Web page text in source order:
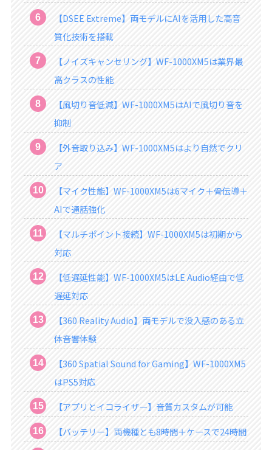
【DSEE Extreme】両モデルにAIを活用した高音
質化技術を搭載
【ノイズキャンセリング】WF-1000XM5は業界最
高クラスの性能
【風切り音低減】WF-1000XM5はAIで風切り音を
抑制
【外音取り込み】WF-1000XM5はより自然でクリ
ア
【マイク性能】WF-1000XM5は6マイク＋骨伝導＋
AIで通話強化
【マルチポイント接続】WF-1000XM5は初期から
対応
【低遅延性能】WF-1000XM5はLE Audio経由で低
遅延対応
【360 Reality Audio】両モデルで没入感のある立
体音響体験
【360 Spatial Sound for Gaming】WF-1000XM5
はPS5対応
【アプリとイコライザー】音質カスタムが可能
【バッテリー】両機種とも8時間＋ケースで24時間